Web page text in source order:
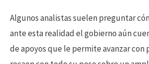
Algunos analistas suelen preguntar
ante esta realidad el gobierno aún
de apoyos que le permite avanzar con